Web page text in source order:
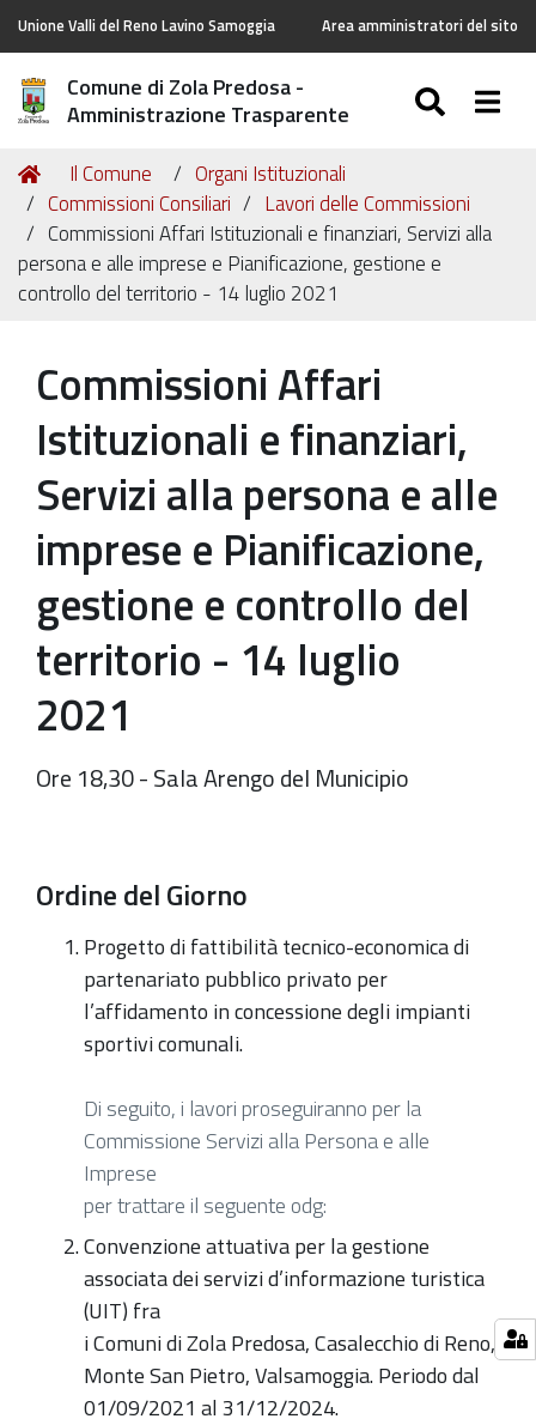
Unione Valli del Reno Lavino Samoggia Area amministratori del sito
Comune di Zola Predosa -
Amministrazione Trasparente
Tu
sei
qui:
Home
Il Comune
Organi Istituzionali
Commissioni Consiliari
Lavori delle Commissioni
Commissioni Affari Istituzionali e finanziari, Servizi alla
persona e alle imprese e Pianificazione, gestione e
controllo del territorio - 14 luglio 2021
Commissioni Affari
Istituzionali e finanziari,
Servizi alla persona e alle
imprese e Pianificazione,
gestione e controllo del
territorio - 14 luglio
2021
Ore 18,30 - Sala Arengo del Municipio
Ordine del Giorno
Progetto di fattibilità tecnico-economica di
partenariato pubblico privato per
l’affidamento in concessione degli impianti
sportivi comunali.
Di seguito, i lavori proseguiranno per la
Commissione Servizi alla Persona e alle
Imprese
per trattare il seguente odg:
Convenzione attuativa per la gestione
associata dei servizi d’informazione turistica
(UIT) fra
i Comuni di Zola Predosa, Casalecchio di Reno,
Monte San Pietro, Valsamoggia. Periodo dal
01/09/2021 al 31/12/2024.